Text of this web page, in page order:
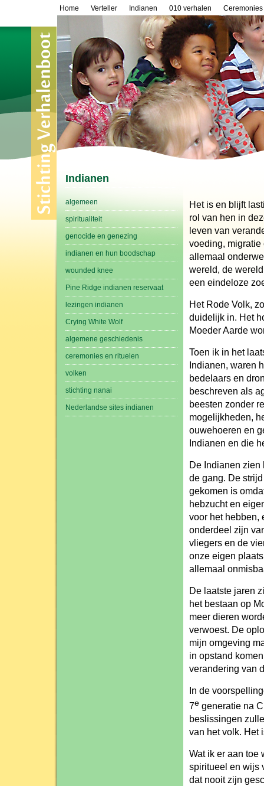
Home Verteller Indianen 010 verhalen Ceremonies
Indianen
algemeen
spiritualiteit
genocide en genezing
indianen en hun boodschap
wounded knee
Pine Ridge indianen reservaat
lezingen indianen
Crying White Wolf
algemene geschiedenis
ceremonies en rituelen
volken
stichting nanai
Nederlandse sites indianen
Het is en blijft
rol van hen in
leven van
voeding, migratie
allemaal
wereld, de
een eindeloze
Het Rode Volk,
duidelijk in. Het
Moeder Aarde
Toen ik in het
Indianen, waren
bedelaars en
beschreven als
beesten zonder
mogelijkheden,
ouwehoeren en
Indianen en die
De Indianen zien
de gang. De
gekomen is
hebzucht en
voor het hebben,
onderdeel zijn
vliegers en de
onze eigen
allemaal
De laatste jaren
het bestaan op
meer dieren
verwoest. De
mijn omgeving
in opstand
verandering van
In de
7e generatie na
beslissingen
van het volk. Het
Wat ik er aan toe
spiritueel en wijs
dat nooit zijn